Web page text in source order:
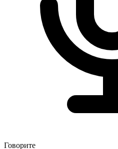
Говорите